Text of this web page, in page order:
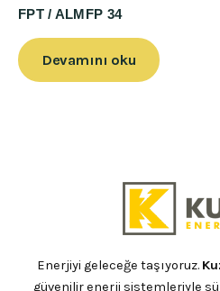
FPT / ALMFP 34
Devamını oku
Enerjiyi geleceğe taşıyoruz.
güvenilir enerji sistemleriyle